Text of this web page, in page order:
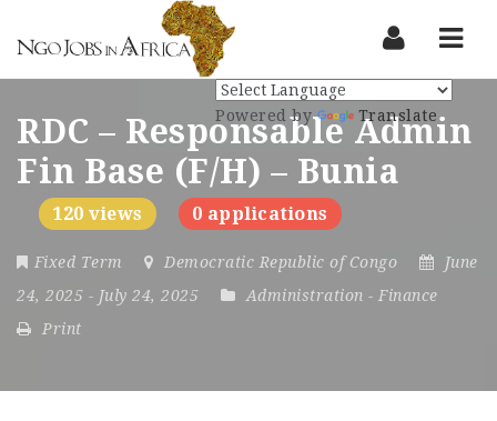
RDC – Responsable Admin
Fin Base (F/H) – Bunia
120 views 0 applications
Fixed Term Democratic Republic of Congo
June
24, 2025 - July 24, 2025 Administration - Finance
Print
Powered by Translate